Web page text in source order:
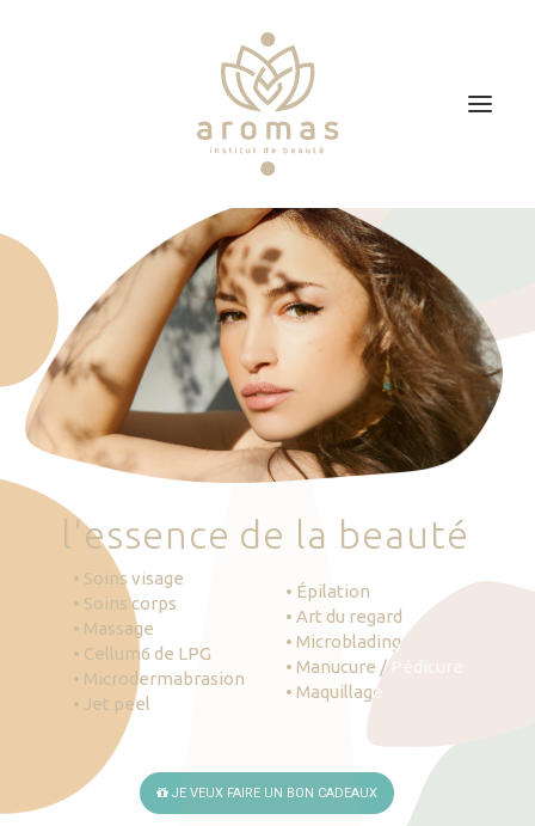
Soins
Je veux faire un bon cadeau
Plan d’accès
Prendre RDV
'essence de la beauté
• Soins visage
• Soins corps
• Massage
• Cellum6 de LPG
• Microdermabrasion
• Jet peel
• Épilation
• Art du regard
• Microblading
• Manucure / Pédicure
• Maquillage
JE VEUX FAIRE UN BON CADEAUX